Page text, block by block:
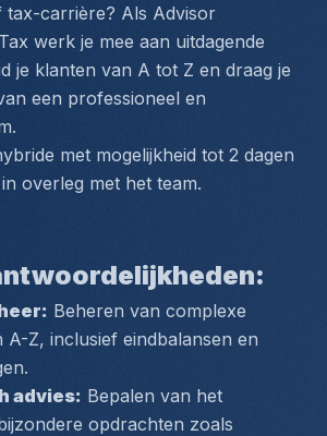
carrière? Als Advisor
werk je mee aan uitdagende
je klanten van A tot Z en draag je
een professioneel en
met mogelijkheid tot 2 dagen
overleg met het team.
Beheren van complexe
A-Z, inclusief eindbalansen en
advies: Bepalen van het
opdrachten zoals